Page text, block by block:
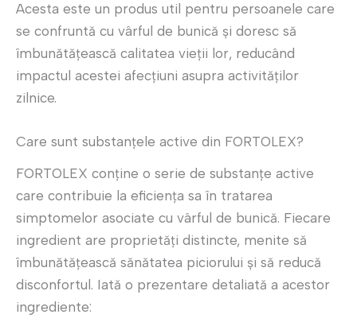
Acesta este un produs util pentru persoanele care
se confruntă cu vârful de bunică și doresc să
îmbunătățească calitatea vieții lor, reducând
impactul acestei afecțiuni asupra activităților
zilnice.
Care sunt substanțele active din FORTOLEX?
FORTOLEX conține o serie de substanțe active
care contribuie la eficiența sa în tratarea
simptomelor asociate cu vârful de bunică. Fiecare
ingredient are proprietăți distincte, menite să
îmbunătățească sănătatea piciorului și să reducă
disconfortul. Iată o prezentare detaliată a acestor
ingrediente: